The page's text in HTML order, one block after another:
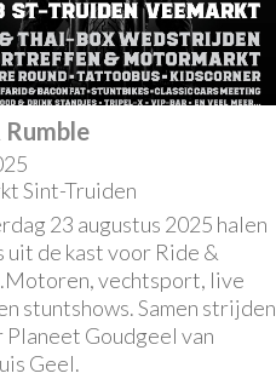
Rumble
Sint-Truiden
23 augustus 2025 halen
uit de kast voor Ride &
vechtsport, live
stuntshows. Samen strijden
Planeet Goudgeel van
Geel.